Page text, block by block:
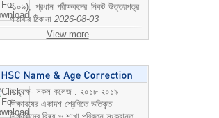
-১০৯), প্রধান পরীক্ষকদের নিকট উত্তরপত্র
পাঠাবার ঠিকানা 2026-08-03
View more
অধ্যক্ষ- সকল কলেজ : ২০১৮-২০১৯
শিক্ষাবষের একাদশ শ্রেণিতে ভতিকৃত